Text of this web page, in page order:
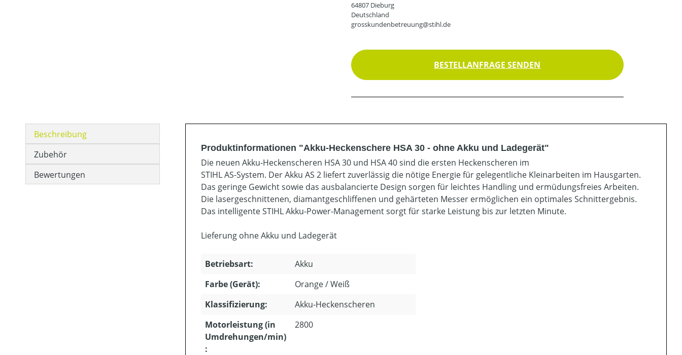
64807 Dieburg
Deutschland
grosskundenbetreuung@stihl.de
BESTELLANFRAGE SENDEN
Beschreibung
Zubehör
Bewertungen
Produktinformationen "Akku-Heckenschere HSA 30 - ohne Akku und Ladegerät"
Die neuen Akku-Heckenscheren HSA 30 und HSA 40 sind die ersten Heckenscheren im
STIHL AS-System. Der Akku AS 2 liefert zuverlässig die nötige Energie für gelegentliche Kleinarbeiten im Hausgarten.
Das geringe Gewicht sowie das ausbalancierte Design sorgen für leichtes Handling und ermüdungsfreies Arbeiten.
Die lasergeschnittenen, diamantgeschliffenen und gehärteten Messer ermöglichen ein optimales Schnittergebnis.
Das intelligente STIHL Akku-Power-Management sorgt für starke Leistung bis zur letzten Minute.
Lieferung ohne Akku und Ladegerät
Betriebsart:
Akku
Farbe (Gerät):
Orange / Weiß
Klassifizierung:
Akku-Heckenscheren
Motorleistung (in
Umdrehungen/min)
:
2800